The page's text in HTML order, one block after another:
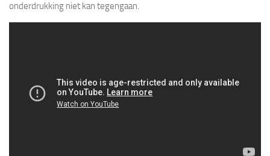
onderdrukking niet kan tegengaan.